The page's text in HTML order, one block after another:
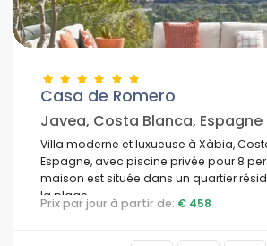
Casa de Romero
Javea, Costa Blanca, Espagne
Villa moderne et luxueuse à Xàbia,
Espagne, avec piscine privée pour 8
maison est située dans un quartier
la plage.
Prix par jour à partir de: € 458